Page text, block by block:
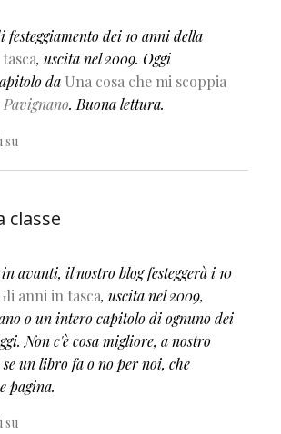
festeggiamento dei 10 anni della
, uscita nel 2009. Oggi
da Una cosa che mi scoppia
.Buona lettura.
su
classe
avanti, il nostro blog festeggerà i 10
anni in tasca, uscita nel 2009,
o un intero capitolo di ognuno dei
Non c'è cosa migliore, a nostro
un libro fa o no per noi, che
pagina.
su